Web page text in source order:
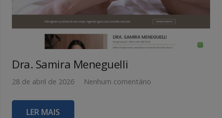
Dra. Samira Meneguelli
28 de abril de 2026 Nenhum comentário
LER MAIS